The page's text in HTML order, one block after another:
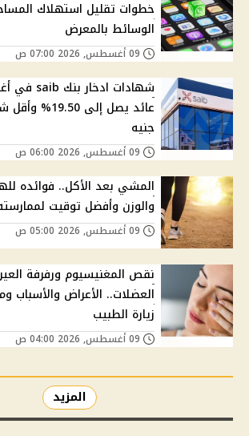
خطوات تقليل استهلاك
الوسائط بالمعرض
جنيه
المشي بعد الأكل.. فوائده
والوزن وأفضل توقيت
نقص المغنيسيوم ورفرفة
العضلات.. الأعراض
زيارة الطبيب
المزيد